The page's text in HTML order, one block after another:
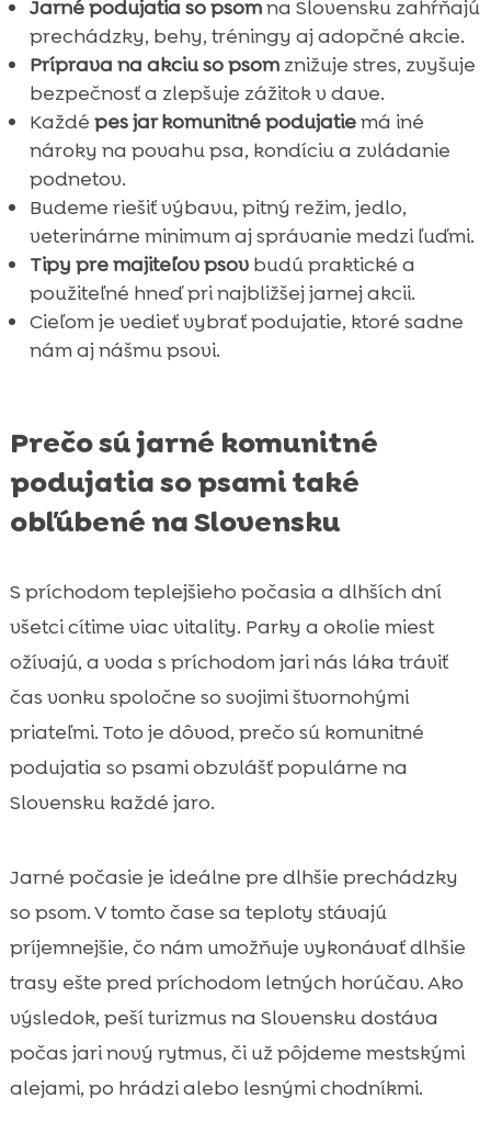
Jarné podujatia so psomna Slovensku zahŕňajú
prechádzky, behy, tréningy aj adopčné akcie.
Príprava na akciu so psomznižuje stres, zvyšuje
bezpečnosť a zlepšuje zážitok v dave.
Každé pes jar komunitné podujatiemá iné
nároky na povahu psa, kondíciu a zvládanie
podnetov.
Budeme riešiť výbavu, pitný režim, jedlo,
veterinárne minimum aj správanie medzi ľuďmi.
Tipy pre majiteľov psovbudú praktické a
použiteľné hneď pri najbližšej jarnej akcii.
Cieľom je vedieť vybrať podujatie, ktoré sadne
nám aj nášmu psovi.
Prečo sú jarné komunitné
podujatia so psami také
obľúbené na Slovensku
S príchodom teplejšieho počasia a dlhších dní
všetci cítime viac vitality. Parky a okolie miest
ožívajú, a voda s príchodom jari nás láka tráviť
čas vonku spoločne so svojimi štvornohými
priateľmi. Toto je dôvod, prečo sú komunitné
podujatia so psami obzvlášť populárne na
Slovensku každé jaro.
Jarné počasie je ideálne pre dlhšie prechádzky
so psom. V tomto čase sa teploty stávajú
príjemnejšie, čo nám umožňuje vykonávať dlhšie
trasy ešte pred príchodom letných horúčav. Ako
výsledok, peší turizmus na Slovensku dostáva
počas jari nový rytmus, či už pôjdeme mestskými
alejami, po hrádzi alebo lesnými chodníkmi.